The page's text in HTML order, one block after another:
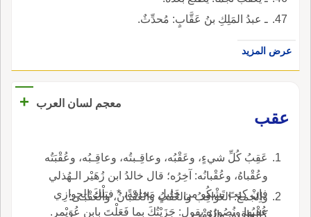
ـ عبدُ المَلِكِ بنُ عَقَّابٍ: مُحدِّثٌ.
عرض المزيد
معجم لسان العرب
+
عقب
عَقِبُ كُلِّ شيءٍ، وعَقْبُه، وعاقِـبتُه، وعاقِـبُه، وعُقْبَتُه
وعُقْباهُ، وعُقْبانُه: آخِرُه؛ قال خالدُ ابن زُهَيْر الـهُذلي
فإِنْ كنتَ تَشْكُو من خَليلٍ مَخافةً، * فتِلْكَ الجوازِي
عُقْبُها ونُصُورُه يقول: جَزَيْتُكَ بما فَعَلْتَ بابن عُوَيْمر.
والجمعُ: العَواقِبُ والعُقُبُ والعُقْبانُ، والعُقْبَـى:
كالعاقبةِ، والعُقْبِ.